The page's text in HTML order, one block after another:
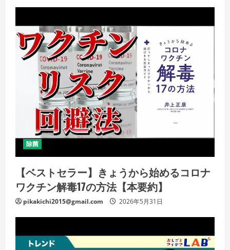
除菌
【ベストセラー】きょうから始めるコロナ
ワクチン解毒17の方法【本要約】
pikakichi2015@gmail.com 2026年5月31日